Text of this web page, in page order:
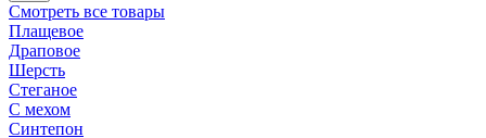
Смотреть все товары
Плащевое
Драповое
Шерсть
Стеганое
С мехом
Синтепон